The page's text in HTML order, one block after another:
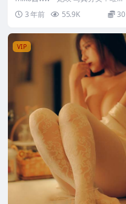
美，参与模特：miko酱ww [套图
大小]...
3 年前 55.9K 30
VIP